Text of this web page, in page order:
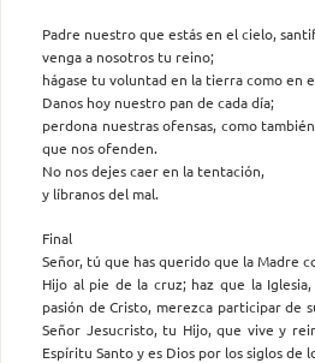
Padre nuestro que estás en el cielo,
venga a nosotros tu reino;
hágase tu voluntad en la tierra como en
Danos hoy nuestro pan de cada día;
perdona nuestras ofensas, como
que nos ofenden.
No nos dejes caer en la tentación,
y líbranos del mal.
Final
Señor, tú que has querido que la Madre
Hijo al pie de la cruz; haz que la
pasión de Cristo, merezca participar de
Señor Jesucristo, tu Hijo, que vive y
Espíritu Santo y es Dios por los siglos de